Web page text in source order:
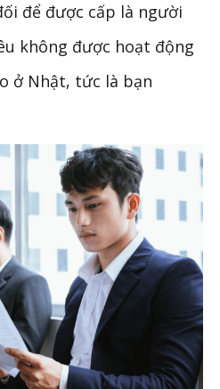
để được cấp là người
không được hoạt động
Nhật, tức là bạn